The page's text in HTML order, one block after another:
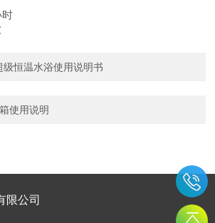
时
级恒温水浴使用说明书
使用说明
限公司